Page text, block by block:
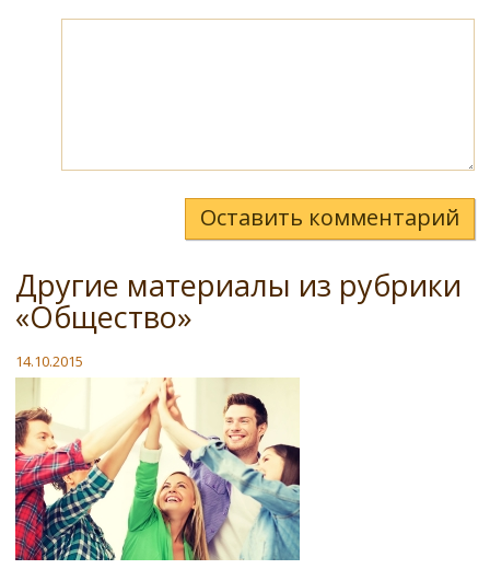
Оставить комментарий
Другие материалы из рубрики
«Общество»
14.10.2015